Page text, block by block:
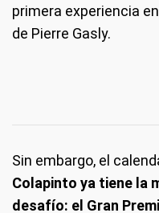
primera experiencia
de Pierre Gasly.
Sin embargo, el
Colapinto ya tiene la
desafío: el Gran